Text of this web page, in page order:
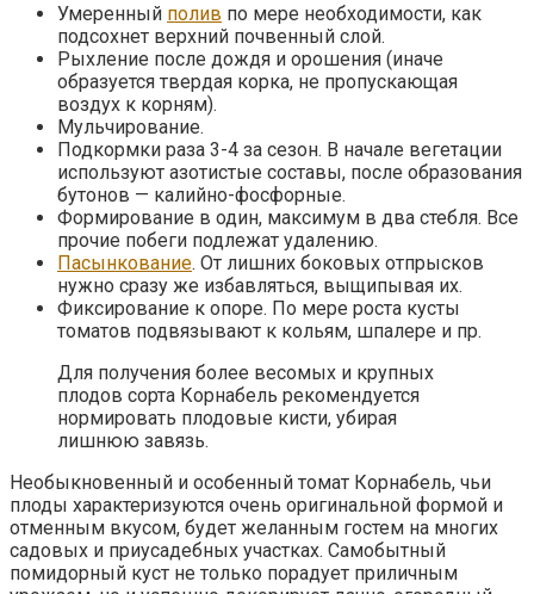
Умеренный полив по мере необходимости, как
подсохнет верхний почвенный слой.
Рыхление после дождя и орошения (иначе
образуется твердая корка, не пропускающая
воздух к корням).
Мульчирование.
Подкормки раза 3-4 за сезон. В начале вегетации
используют азотистые составы, после образования
бутонов — калийно-фосфорные.
Формирование в один, максимум в два стебля. Все
прочие побеги подлежат удалению.
Пасынкование. От лишних боковых отпрысков
нужно сразу же избавляться, выщипывая их.
Фиксирование к опоре. По мере роста кусты
томатов подвязывают к кольям, шпалере и пр.
Для получения более весомых и крупных
плодов сорта Корнабель рекомендуется
нормировать плодовые кисти, убирая
лишнюю завязь.
Необыкновенный и особенный томат Корнабель, чьи
плоды характеризуются очень оригинальной формой и
отменным вкусом, будет желанным гостем на многих
садовых и приусадебных участках. Самобытный
помидорный куст не только порадует приличным